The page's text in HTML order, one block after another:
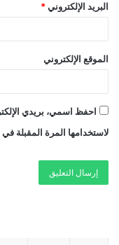
البريد الإلكتروني *
الموقع الإلكتروني
احفظ اسمي، بريدي
لاستخدامها المرة المقبلة